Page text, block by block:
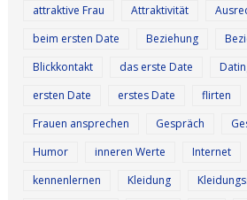
attraktive Frau
Attraktivität
beim ersten Date
Beziehung
Blickkontakt
das erste Date
ersten Date
erstes Date flirten
Frauen ansprechen
Gespräch
Humor
inneren Werte Internet
kennenlernen
Kleidung